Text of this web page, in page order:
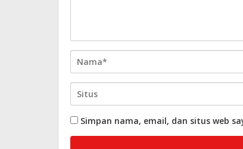
Simpan nama, email, dan situs web